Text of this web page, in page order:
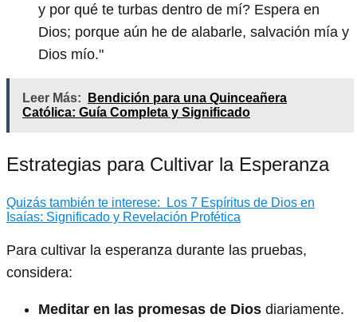
y por qué te turbas dentro de mí? Espera en
Dios; porque aún he de alabarle, salvación mía y
Dios mío."
Leer Más:
Bendición para una Quinceañera
Católica: Guía Completa y Significado
Estrategias para Cultivar la Esperanza
Quizás también te interese:
Los 7 Espíritus de Dios en
Isaías: Significado y Revelación Profética
Para cultivar la esperanza durante las pruebas,
considera:
Meditar en las promesas de Dios diariamente.